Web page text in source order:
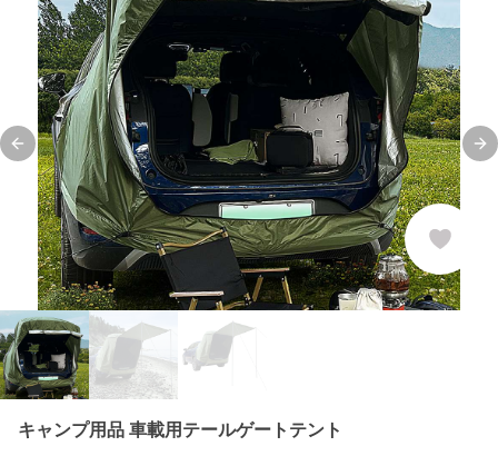
Previous slide
キャンプ用品 車載用テールゲートテント